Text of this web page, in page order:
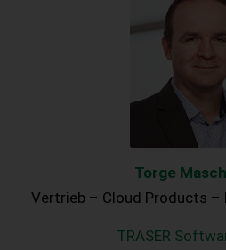
Torge
Vertrieb – Cloud Products –
TRASER